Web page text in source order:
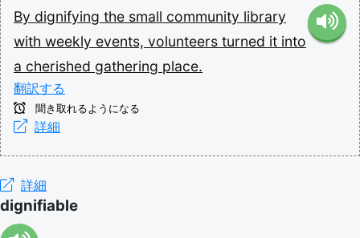
By dignifying the small community library
with weekly events, volunteers turned it into
a cherished gathering place.
翻訳する
聞き取れるようになる
詳細
詳細
dignifiable